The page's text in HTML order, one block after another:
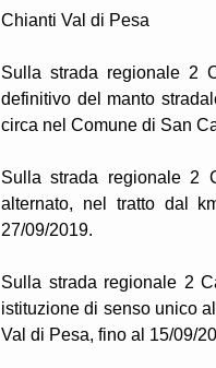
Chianti Val di Pesa
Sulla strada regionale 2
definitivo del manto
circa nel Comune di San
Sulla strada regionale 2
alternato, nel tratto dal
27/09/2019.
Sulla strada regionale 2
istituzione di senso unico
Val di Pesa, fino al 15/09/